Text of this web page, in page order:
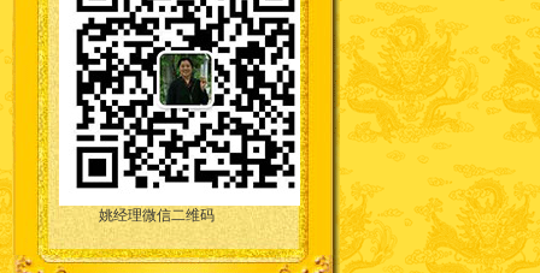
姚经理微信二维码